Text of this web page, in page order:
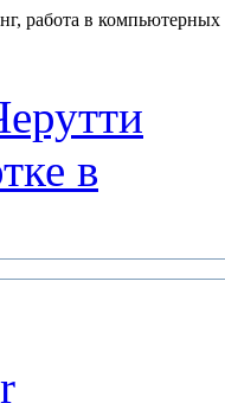
работа в